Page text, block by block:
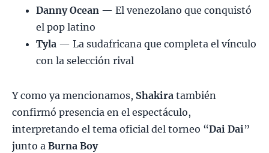
Danny Ocean — El venezolano que conquistó
el pop latino
Tyla — La sudafricana que completa el vínculo
con la selección rival
Y como ya mencionamos, Shakira también
confirmó presencia en el espectáculo,
interpretando el tema oficial del torneo “Dai Dai”
junto a Burna Boy